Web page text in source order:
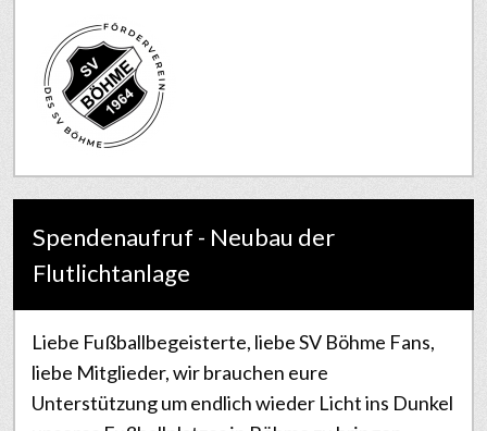
Spendenaufruf - Neubau der
Flutlichtanlage
Liebe Fußballbegeisterte, liebe SV Böhme Fans,
liebe Mitglieder, wir brauchen eure
Unterstützung um endlich wieder Licht ins Dunkel